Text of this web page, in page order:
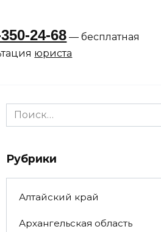
24-68 — бесплатная
юриста
Search
for:
Рубрики
Алтайский край
Архангельская область